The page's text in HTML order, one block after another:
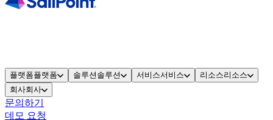
플랫폼플랫폼 솔루션 솔루션 서비스서비스 리소스리소스
회사회사
문의하기
데모 요청